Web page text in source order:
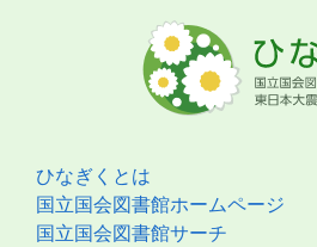
ひなぎくとは
国立国会図書館ホームページ
国立国会図書館サーチ